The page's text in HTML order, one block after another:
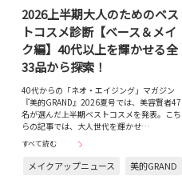
2026上半期大人のためのベス
トコスメ診断【ベース＆メイ
ク編】40代以上を輝かせる全
33品から探索！
40代からの「ネオ・エイジング」マガジン
『美的GRAND』2026夏号では、美容賢者47
名が選んだ上半期ベストコスメを発表。こち
らの記事では、大人世代を輝かせ…
すべて読む
メイクアップニュース 美的GRAND